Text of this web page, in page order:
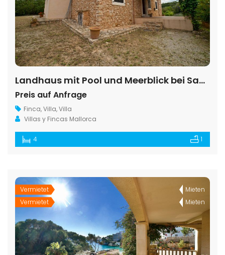
Landhaus mit Pool und Meerblick bei Santanyí – Mallorca
Preis auf Anfrage
Finca,Villa,Villa
Villas y Fincas Mallorca
4 1
Vermietet
Vermietet
Mieten
Mieten